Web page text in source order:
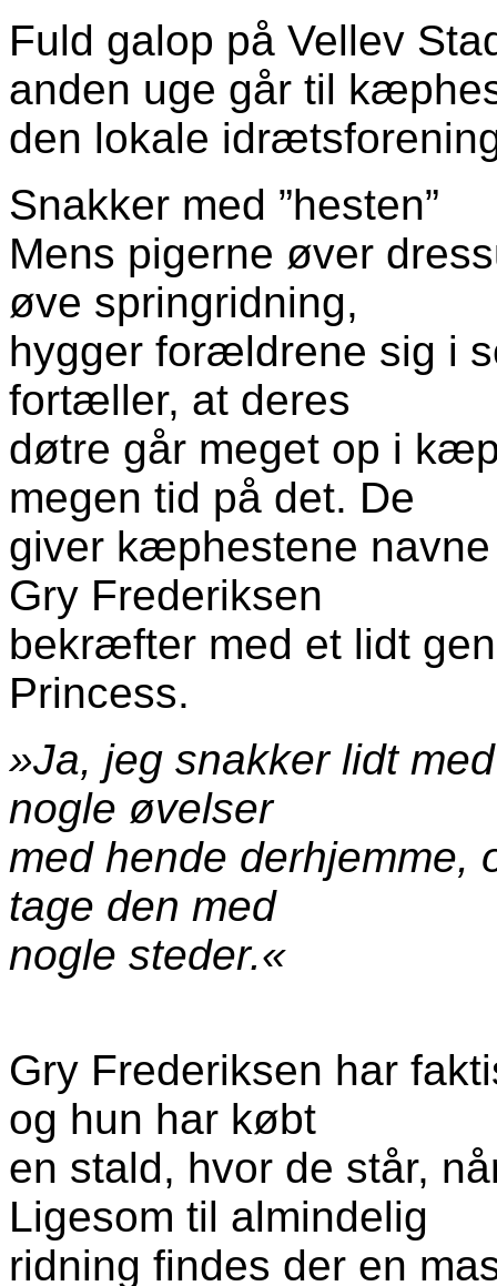
Fuld galop på Vellev
anden uge går til
den lokale
Snakker med ”hesten”
Mens pigerne øver
øve springridning,
hygger forældrene sig i
fortæller, at deres
døtre går meget op i
megen tid på det. De
giver kæphestene
Gry Frederiksen
bekræfter med et lidt
Princess.
»Ja, jeg snakker lidt
nogle øvelser
med hende derhjemme,
tage den med
nogle steder.«
Gry Frederiksen har
og hun har købt
en stald, hvor de står,
Ligesom til almindelig
ridning findes der en